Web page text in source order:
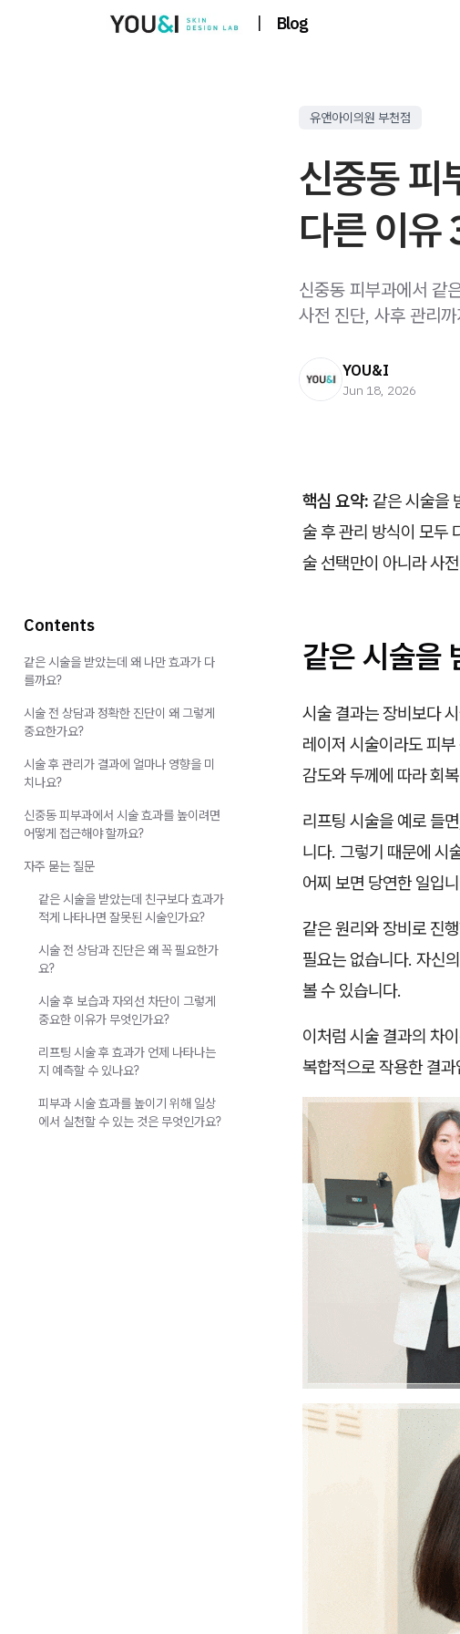
| Blog
유앤아이의원 부천점
신중동 피
다른 이유
신중동 피부과에서 같
사전 진단, 사후 관리
YOU&I
Jun 18, 2026
핵심 요약: 같은 시술을
술 후 관리 방식이 모두
술 선택만이 아니라 사
같은 시술을
시술 결과는 장비보다
레이저 시술이라도 피
감도와 두께에 따라 회
리프팅 시술을 예로 들
니다. 그렇기 때문에 시
어찌 보면 당연한 일입
같은 원리와 장비로 진
필요는 없습니다. 자신
볼 수 있습니다.
이처럼 시술 결과의 차
복합적으로 작용한 결
Contents
같은 시술을 받았는데 왜 나만 효과가 다
를까요?
시술 전 상담과 정확한 진단이 왜 그렇게
중요한가요?
시술 후 관리가 결과에 얼마나 영향을 미
치나요?
신중동 피부과에서 시술 효과를 높이려면
어떻게 접근해야 할까요?
자주 묻는 질문
같은 시술을 받았는데 친구보다 효과가
적게 나타나면 잘못된 시술인가요?
시술 전 상담과 진단은 왜 꼭 필요한가
요?
시술 후 보습과 자외선 차단이 그렇게
중요한 이유가 무엇인가요?
리프팅 시술 후 효과가 언제 나타나는
지 예측할 수 있나요?
피부과 시술 효과를 높이기 위해 일상
에서 실천할 수 있는 것은 무엇인가요?